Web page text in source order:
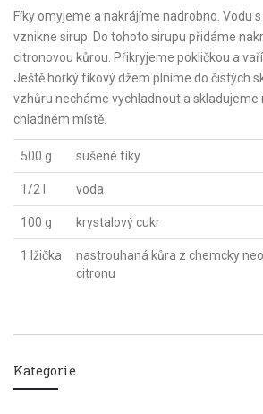
Fíky omyjeme a nakrájíme nadrobno. Vodu
vznikne sirup. Do tohoto sirupu přidáme
citronovou kůrou. Přikryjeme pokličkou a
Ještě horký fíkový džem plníme do čistých
vzhůru necháme vychladnout a skladujeme
chladném místě.
500 g sušené fíky
1/2 l voda
100 g krystalový cukr
1 lžička
nastrouhaná kůra z chemcky
citronu
Kategorie